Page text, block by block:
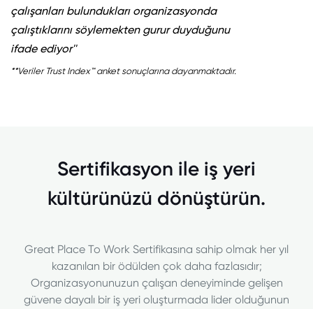
çalışanları bulundukları organizasyonda
çalıştıklarını söylemekten gurur duyduğunu
ifade ediyor''
**Veriler Trust Index™ anket sonuçlarına dayanmaktadır.
Sertifikasyon ile iş yeri
kültürünüzü dönüştürün.
Great Place To Work Sertifikasına sahip olmak her yıl
kazanılan bir ödülden çok daha fazlasıdır;
Organizasyonunuzun çalışan deneyiminde gelişen
güvene dayalı bir iş yeri oluşturmada lider olduğunun